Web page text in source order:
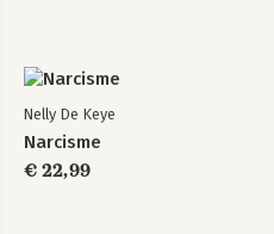
Nelly De Keye
Narcisme
€ 22,99